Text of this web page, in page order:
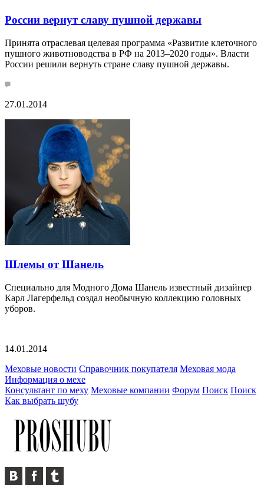
России вернут славу пушной державы
Принята отраслевая целевая программа «Развитие клеточного
пушного животноводства в РФ на 2013–2020 годы». Власти
России решили вернуть стране славу пушной державы.
27.01.2014
Шлемы от Шанель
Специально для Модного Дома Шанель известный дизайнер
Карл Лагерфельд создал необычную коллекцию головных
уборов.
14.01.2014
Меховые новости Справочник покупателя Меховая мода
Информация о мехе
Консультант по меху Меховые компании Форум Поиск Поиск
Как выбрать шубу